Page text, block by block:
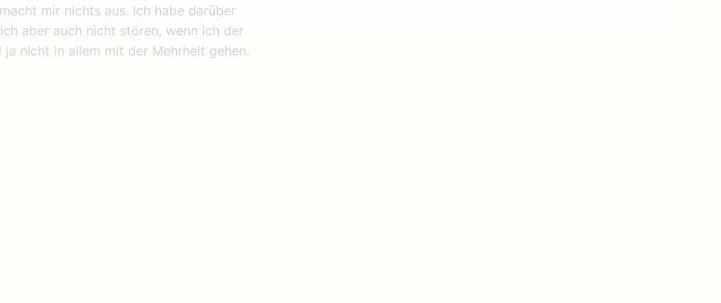
mir nichts aus. Ich habe darüber
aber auch nicht stören, wenn ich der
nicht in allem mit der Mehrheit gehen.